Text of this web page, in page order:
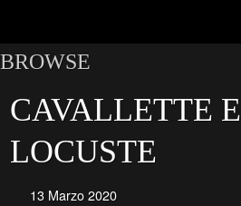
BROWSE
CAVALLETTE E
LOCUSTE
13 Marzo 2020